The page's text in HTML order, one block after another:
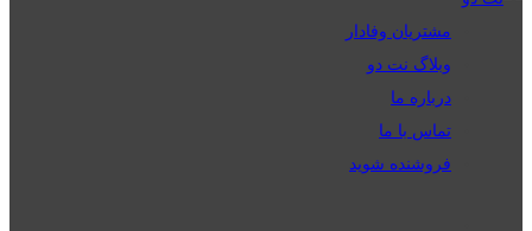
مشتریان وفادار
وبلاگ نت دو
درباره ما
تماس با ما
فروشنده شوید